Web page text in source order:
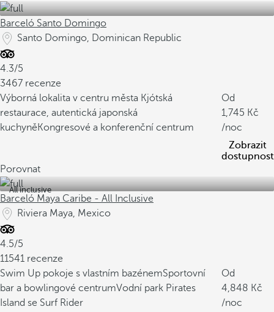
Barceló Santo Domingo
Santo Domingo, Dominican Republic
4.3/5
3467 recenze
Výborná lokalita v centru města Kjótská
restaurace, autentická japonská
kuchyněKongresové a konferenční centrum
Od
1,745
/noc
Zobrazit
dostupnost
Porovnat
All inclusive
Barceló Maya Caribe - All Inclusive
Riviera Maya, Mexico
4.5/5
11541 recenze
Swim Up pokoje s vlastním bazénemSportovní
bar a bowlingové centrumVodní park Pirates
Island se Surf Rider
Od
4,848
/noc